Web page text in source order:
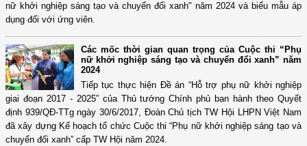
nữ khởi nghiệp sáng tạo và chuyển đổi xanh" năm 2024 và biểu mẫu áp
dụng đối với ứng viên.
Các mốc thời gian quan trọng của Cuộc thi “Phụ
nữ khởi nghiệp sáng tạo và chuyển đổi xanh” năm
2024
Tiếp tục thực hiện Đề án “Hỗ trợ phụ nữ khởi nghiệp
giai đoạn 2017 - 2025” của Thủ tướng Chính phủ ban hành theo Quyết
định 939/QĐ-TTg ngày 30/6/2017, Đoàn Chủ tịch TW Hội LHPN Việt Nam
đã xây dựng Kế hoạch tổ chức Cuộc thi “Phụ nữ khởi nghiệp sáng tạo và
chuyển đổi xanh” cấp TW Hội năm 2024.